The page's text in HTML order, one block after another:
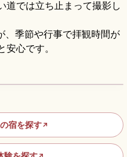
道では立ち止まって撮影し
季節や行事で拝観時間が
心です。
音羽の滝・
宿を探す↗